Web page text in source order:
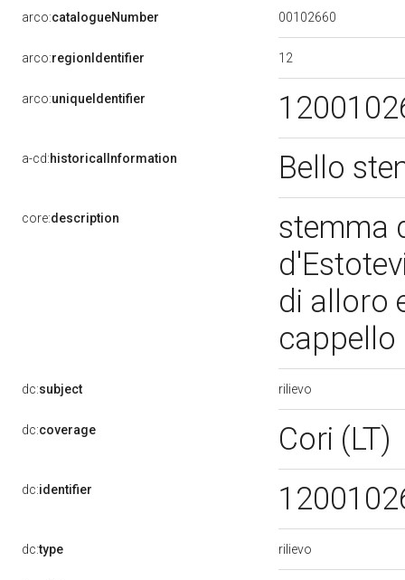
arco:catalogueNumber 00102660
arco:regionIdentifier 12
arco:uniqueIdentifier
a-cd:historicalInformation Bello
core:description
stemma
di alloro
dc:subject rilievo
dc:coverage Cori (LT)
dc:identifier
dc:type rilievo